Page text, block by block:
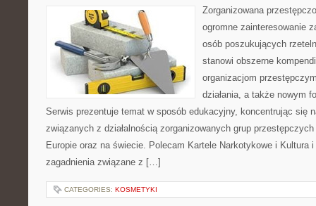
Zorganizowana
ogromne zainteresowanie
osób poszukujących
stanowi obszerne
organizacjom
działania, a także nowym
Serwis prezentuje temat w sposób edukacyjny, koncentrując się
związanych z działalnością zorganizowanych grup
Europie oraz na świecie. Polecam Kartele Narkotykowe i Kultura
zagadnienia związane z […]
CATEGORIES: KOSMETYKI